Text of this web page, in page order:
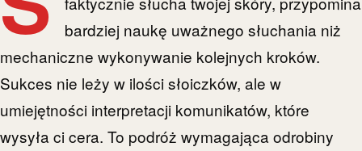
bardziej naukę uważnego słuchania niż
mechaniczne wykonywanie kolejnych kroków.
Sukces nie leży w ilości słoiczków, ale w
umiejętności interpretacji komunikatów, które
wysyła ci cera. To podróż wymagająca odrobiny